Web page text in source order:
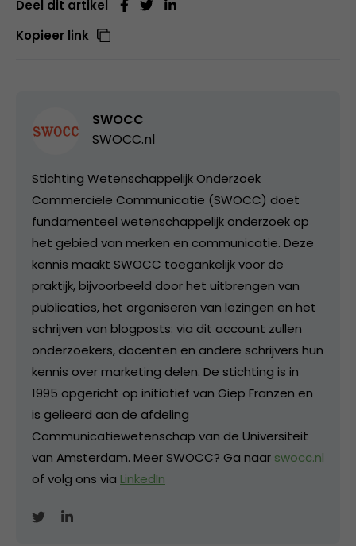
Deel dit artikel
Kopieer link
SWOCC
SWOCC.nl
Stichting Wetenschappelijk Onderzoek
Commerciële Communicatie (SWOCC) doet
fundamenteel wetenschappelijk onderzoek op
het gebied van merken en communicatie. Deze
kennis maakt SWOCC toegankelijk voor de
praktijk, bijvoorbeeld door het uitbrengen van
publicaties, het organiseren van lezingen en het
schrijven van blogposts: via dit account zullen
onderzoekers, docenten en andere schrijvers hun
kennis over marketing delen. De stichting is in
1995 opgericht op initiatief van Giep Franzen en
is gelieerd aan de afdeling
Communicatiewetenschap van de Universiteit
van Amsterdam. Meer SWOCC? Ga naar swocc.nl
of volg ons via LinkedIn